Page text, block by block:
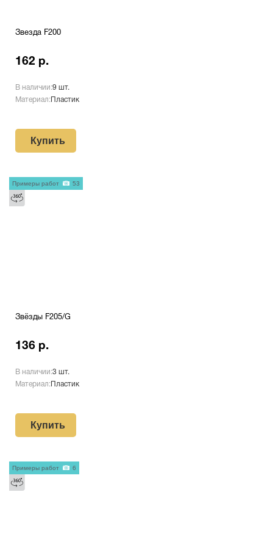
Звезда F200
162 р.
В наличии:9 шт.
Материал: Пластик
Купить
Звёзды F205/G
136 р.
В наличии:3 шт.
Материал: Пластик
Купить
Примеры работ 53
Примеры работ 6